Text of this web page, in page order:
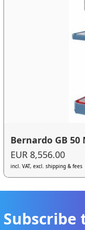
Bernardo GB 50
EUR 8,556.00
incl. VAT, excl. shipping & fees